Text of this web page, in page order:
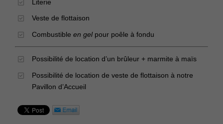
Literie
Veste de flottaison
Combustible en gelpour poêle à fondu
Possibilité de location d’un brûleur + marmite à maïs
Possibilité de location de veste de flottaison à notre
Pavillon d’Accueil